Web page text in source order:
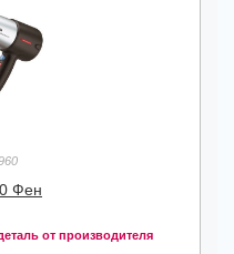
Фен
от производителя